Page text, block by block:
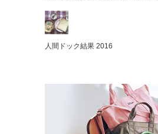
人間ドック結果 2016